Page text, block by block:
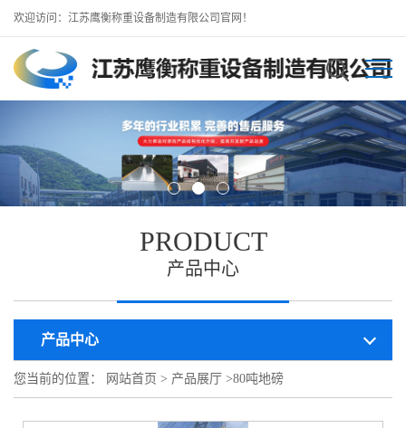
欢迎访问：江苏鹰衡称重设备制造有限公司官网！
PRODUCT
产品中心
产品中心
您当前的位置： 网站首页 > 产品展厅 >80吨地磅